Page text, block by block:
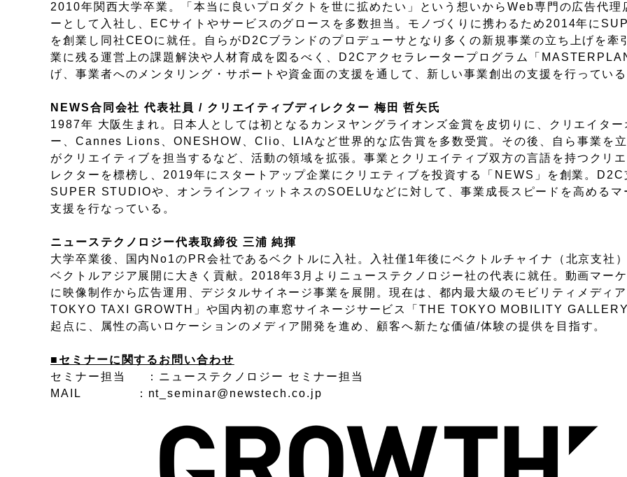
2010年関西大学卒業。「本当に良いプロダクトを世に拡めたい」という想いからWeb専門の広告代理
ーとして入社し、ECサイトやサービスのグロースを多数担当。モノづくりに携わるため2014年に
を創業し同社CEOに就任。自らがD2Cブランドのプロデューサとなり多くの新規事業の立ち上げを
業に残る運営上の課題解決や人材育成を図るべく、D2Cアクセラレータープログラム「
げ、事業者へのメンタリング・サポートや資金面の支援を通して、新しい事業創出の支援を行ってい
NEWS合同会社 代表社員 / クリエイティブディレクター 梅田 哲矢氏
1987年 大阪生まれ。日本人としては初となるカンヌヤングライオンズ金賞を皮切りに、クリエイタ
ー、Cannes Lions、ONESHOW、Clio、LIAなど世界的な広告賞を多数受賞。その後、自ら事業を
がクリエイティブを担当するなど、活動の領域を拡張。事業とクリエイティブ双方の言語を持つクリ
レクターを標榜し、2019年にスタートアップ企業にクリエティブを投資する「NEWS」を創業。D2C
SUPER STUDIOや、オンラインフィットネスのSOELUなどに対して、事業成長スピードを高めるマ
支援を行なっている。
ニューステクノロジー代表取締役 三浦 純揮
大学卒業後、国内No1のPR会社であるベクトルに入社。入社僅1年後にベクトルチャイナ（北京支社
ベクトルアジア展開に大きく貢献。2018年3月よりニューステクノロジー社の代表に就任。動画マー
に映像制作から広告運用、デジタルサイネージ事業を展開。現在は、都内最大級のモビリティメディ
TOKYO TAXI GROWTH」や国内初の車窓サイネージサービス「THE TOKYO MOBILITY
起点に、属性の高いロケーションのメディア開発を進め、顧客へ新たな価値/体験の提供を目指す。
■セミナーに関するお問い合わせ
セミナー担当 ：ニューステクノロジー セミナー担当
MAIL ：nt_seminar@newstech.co.jp